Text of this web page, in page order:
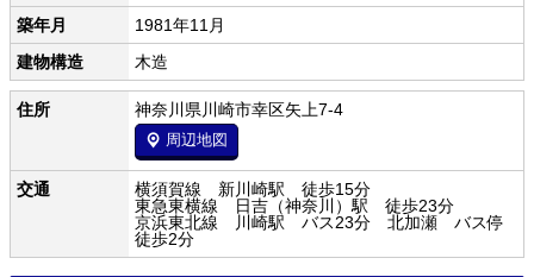
築年月
1981年11月
建物構造
木造
住所 神奈川県川崎市幸区矢上7-4
周辺地図
交通
横須賀線 新川崎駅 徒歩15分
東急東横線 日吉（神奈川）駅 徒歩23分
京浜東北線 川崎駅 バス23分 北加瀬 バス停
徒歩2分